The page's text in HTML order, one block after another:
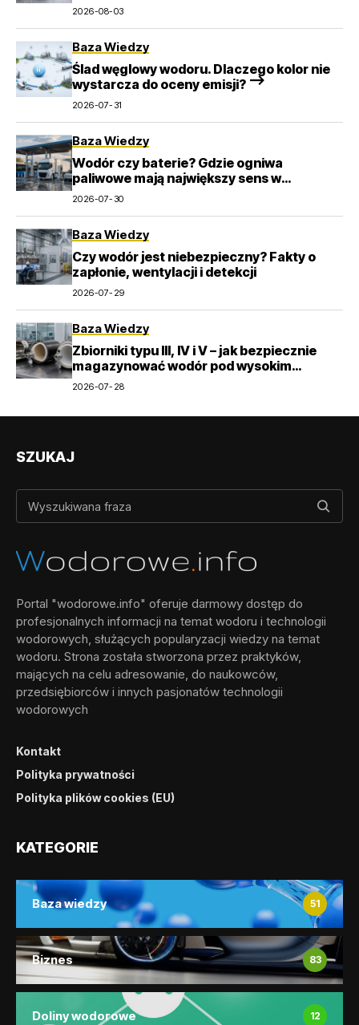
2026-08-03
Baza Wiedzy
Ślad węglowy wodoru. Dlaczego kolor nie
wystarcza do oceny emisji? –>
2026-07-31
Baza Wiedzy
Wodór czy baterie? Gdzie ogniwa
paliwowe mają największy sens w
transporcie
2026-07-30
Baza Wiedzy
Czy wodór jest niebezpieczny? Fakty o
zapłonie, wentylacji i detekcji
2026-07-29
Baza Wiedzy
Zbiorniki typu III, IV i V – jak bezpiecznie
magazynować wodór pod wysokim
ciśnieniem?
2026-07-28
SZUKAJ
Portal "wodorowe.info" oferuje darmowy dostęp do
profesjonalnych informacji na temat wodoru i technologii
wodorowych, służących popularyzacji wiedzy na temat
wodoru. Strona została stworzona przez praktyków,
mających na celu adresowanie, do naukowców,
przedsiębiorców i innych pasjonatów technologii
wodorowych
Kontakt
Polityka prywatności
Polityka plików cookies (EU)
KATEGORIE
Baza wiedzy 51
Biznes 83
Doliny wodorowe 12